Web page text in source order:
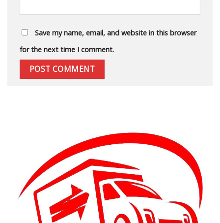
Save my name, email, and website in this browser
for the next time I comment.